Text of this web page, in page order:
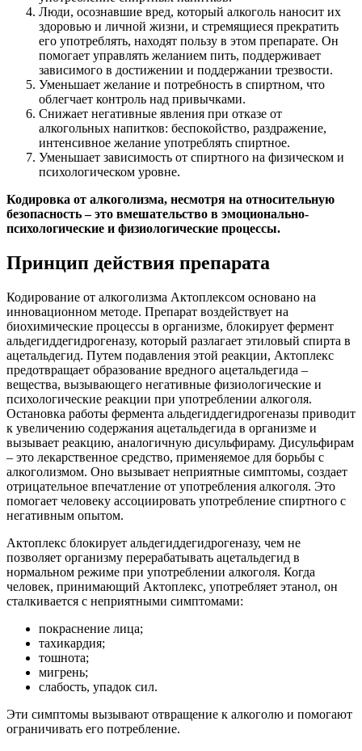
Люди, осознавшие вред, который алкоголь наносит их
здоровью и личной жизни, и стремящиеся прекратить
его употреблять, находят пользу в этом препарате. Он
помогает управлять желанием пить, поддерживает
зависимого в достижении и поддержании трезвости.
Уменьшает желание и потребность в спиртном, что
облегчает контроль над привычками.
Снижает негативные явления при отказе от
алкогольных напитков: беспокойство, раздражение,
интенсивное желание употреблять спиртное.
Уменьшает зависимость от спиртного на физическом и
психологическом уровне.
Кодировка от алкоголизма, несмотря на относительную
безопасность – это вмешательство в эмоционально-
психологические и физиологические процессы.
Принцип действия препарата
Кодирование от алкоголизма Актоплексом основано на
инновационном методе. Препарат воздействует на
биохимические процессы в организме, блокирует фермент
альдегиддегидрогеназу, который разлагает этиловый спирта в
ацетальдегид. Путем подавления этой реакции, Актоплекс
предотвращает образование вредного ацетальдегида –
вещества, вызывающего негативные физиологические и
психологические реакции при употреблении алкоголя.
Остановка работы фермента альдегиддегидрогеназы приводит
к увеличению содержания ацетальдегида в организме и
вызывает реакцию, аналогичную дисульфираму. Дисульфирам
– это лекарственное средство, применяемое для борьбы с
алкоголизмом. Оно вызывает неприятные симптомы, создает
отрицательное впечатление от употребления алкоголя. Это
помогает человеку ассоциировать употребление спиртного с
негативным опытом.
Актоплекс блокирует альдегиддегидрогеназу, чем не
позволяет организму перерабатывать ацетальдегид в
нормальном режиме при употреблении алкоголя. Когда
человек, принимающий Актоплекс, употребляет этанол, он
сталкивается с неприятными симптомами:
покраснение лица;
тахикардия;
тошнота;
мигрень;
слабость, упадок сил.
Эти симптомы вызывают отвращение к алкоголю и помогают
ограничивать его потребление.